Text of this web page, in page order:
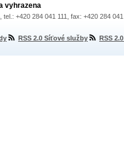
vyhrazena
+420 284 041 111, fax: +420 284
RSS 2.0 Síťové služby RSS